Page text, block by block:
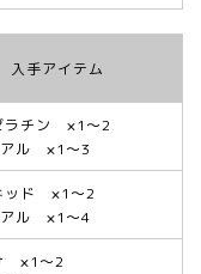
入手アイテム
ラチン ×1～2
アル ×1～3
ッド ×1～2
アル ×1～4
×1～2